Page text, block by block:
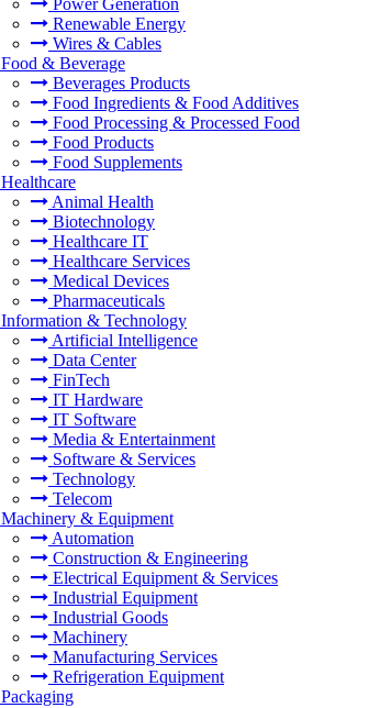
Power Generation
Renewable Energy
Wires & Cables
Food & Beverage
Beverages Products
Food Ingredients & Food Additives
Food Processing & Processed Food
Food Products
Food Supplements
Healthcare
Animal Health
Biotechnology
Healthcare IT
Healthcare Services
Medical Devices
Pharmaceuticals
Information & Technology
Artificial Intelligence
Data Center
FinTech
IT Hardware
IT Software
Media & Entertainment
Software & Services
Technology
Telecom
Machinery & Equipment
Automation
Construction & Engineering
Electrical Equipment & Services
Industrial Equipment
Industrial Goods
Machinery
Manufacturing Services
Refrigeration Equipment
Packaging